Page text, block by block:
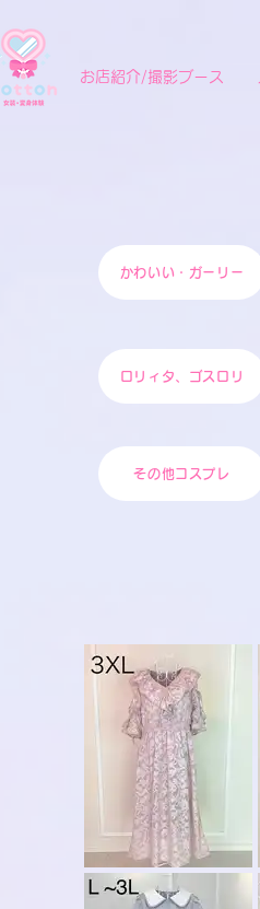
お店紹介/撮影ブース
かわいい・ガーリー
ロリィタ、ゴスロリ
その他コスプレ